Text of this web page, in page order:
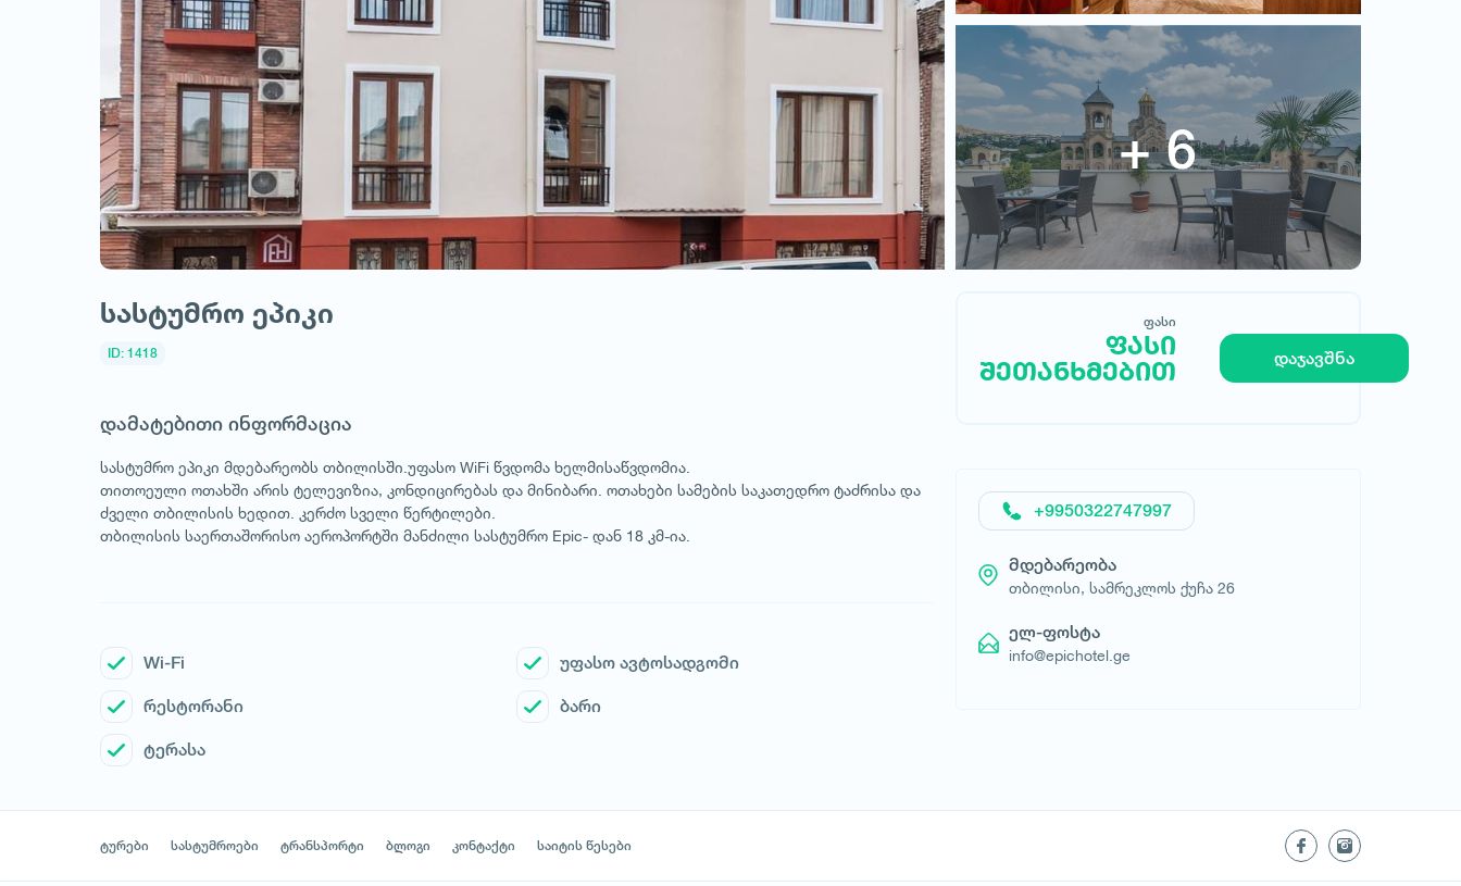
სასტუმრო ეპიკი
ID: 1418
დამატებითი ინფორმაცია
სასტუმრო ეპიკი მდებარეობს თბილისში.უფასო WiFi წვდომა ხელმისაწვდომია.
თითოეული ოთახში არის ტელევიზია, კონდიცირებას და მინიბარი. ოთახები სამების საკათედრო ტაძრისა და
ძველი თბილისის ხედით. კერძო სველი წერტილები.
თბილისის საერთაშორისო აეროპორტში მანძილი სასტუმრო Epic- დან 18 კმ-ია.
Wi-Fi უფასო ავტოსადგომი
რესტორანი ბარი
ტერასა
ფასი
ფასი
შეთანხმებით
დაჯავშნა
+9950322747997
მდებარეობა
თბილისი, სამრეკლოს ქუჩა 26
ელ-ფოსტა
info@epichotel.ge
ტურები სასტუმროები ტრანსპორტი ბლოგი კონტაქტი საიტის წესები